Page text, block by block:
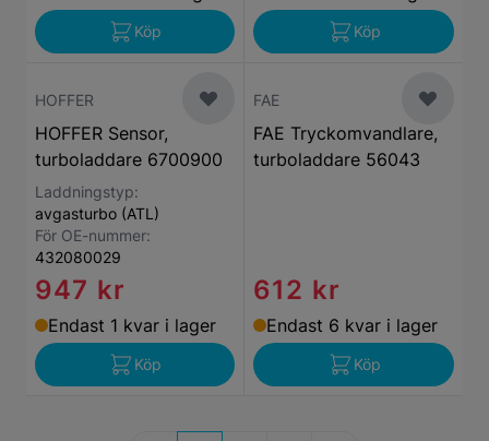
Köp Köp
HOFFER
HOFFER Sensor,
turboladdare 6700900
Laddningstyp:
avgasturbo (ATL)
För OE-nummer:
432080029
947 kr
Endast 1 kvar i lager
Köp
FAE
FAE Tryckomvandlare,
turboladdare 56043
612 kr
Endast 6 kvar i lager
Köp